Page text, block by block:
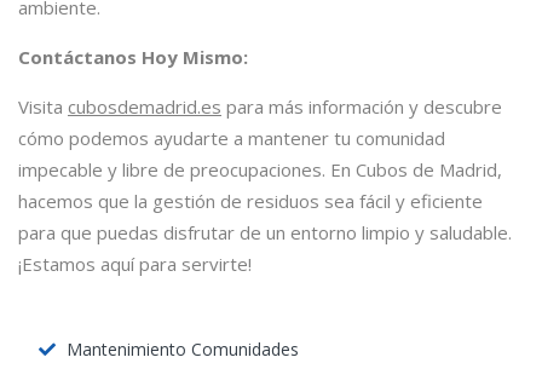
ambiente.
Contáctanos Hoy Mismo:
Visita cubosdemadrid.es para más información y descubre
cómo podemos ayudarte a mantener tu comunidad
impecable y libre de preocupaciones. En Cubos de Madrid,
hacemos que la gestión de residuos sea fácil y eficiente
para que puedas disfrutar de un entorno limpio y saludable.
¡Estamos aquí para servirte!
Mantenimiento Comunidades